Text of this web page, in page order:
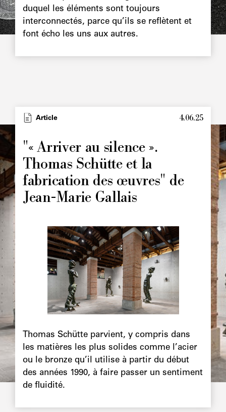
duquel les éléments sont toujours
interconnectés, parce qu’ils se reflètent et
font écho les uns aux autres.
TypeArticle 4.06.25
"« Arriver au silence ».
Thomas Schütte et la
fabrication des œuvres" de
Jean-Marie Gallais
Image
principale
principale
Thomas Schütte parvient, y compris dans
les matières les plus solides comme l’acier
ou le bronze qu’il utilise à partir du début
des années 1990, à faire passer un sentiment
de fluidité.